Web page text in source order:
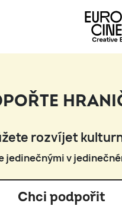
rozvíjet
jedinečnými v
Chci podpořit